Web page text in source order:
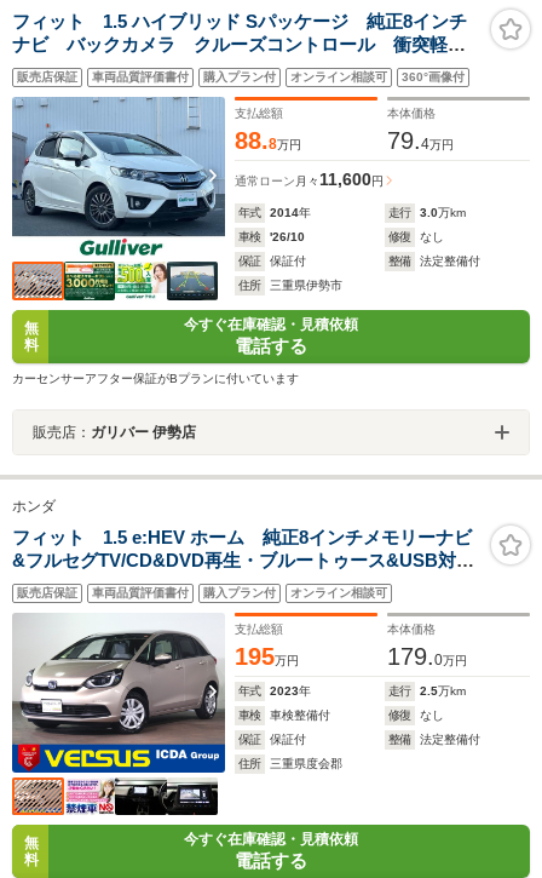
フィット 1.5 ハイブリッド Sパッケージ 純正8インチ
ナビ バックカメラ クルーズコントロール 衝突軽減
システム ECON 純正フロアマット 社外アルミホイ
ール オートライト LEDヘッドライト フロントフォ
グランプ パドルシフト 禁煙車
販売店保証 車両品質評価書付 購入プラン付 オンライン相談可 360°画像付
支払総額
88.8万円
本体価格
79.4万円
通常ローン 月々 11,600円
年式 2014年 走行 3.0万km
車検
'26/10 修復
なし
保証
保証付 整備
法定整備付
住所
三重県伊勢市
無
料
今すぐ在庫確認・見積依頼
電話する
カーセンサーアフター保証がBプランに付いています
販売店： ガリバー 伊勢店
ホンダ
フィット 1.5 e:HEV ホーム 純正8インチメモリーナビ
&フルセグTV/CD&DVD再生・ブルートゥース&USB対応/
バックカメラ/前後ドラレコ/シートヒーター/LEDオートラ
イト/レーダークルーズC/ホンダセンシング/UVカット&プ
ライバシーG/試乗車
販売店保証 車両品質評価書付 購入プラン付 オンライン相談可
支払総額
195万円
本体価格
179.0万円
年式 2023年 走行 2.5万km
車検
車検整備付 修復
なし
保証
保証付 整備
法定整備付
住所
三重県度会郡
無
料
今すぐ在庫確認・見積依頼
電話する